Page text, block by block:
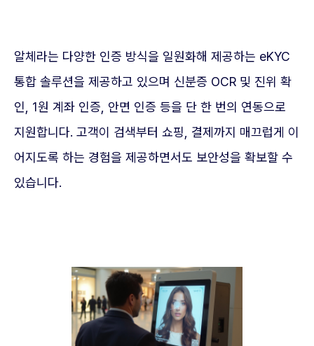
알체라는 다양한 인증 방식을 일원화해 제공하는 eKYC
통합 솔루션을 제공하고 있으며 신분증 OCR 및 진위 확
인, 1원 계좌 인증, 안면 인증 등을 단 한 번의 연동으로
지원합니다. 고객이 검색부터 쇼핑, 결제까지 매끄럽게 이
어지도록 하는 경험을 제공하면서도 보안성을 확보할 수
있습니다.